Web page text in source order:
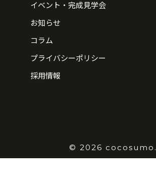
イベント・完成見学会
お知らせ
コラム
プライバシーポリシー
採用情報
© 2026 cocosumo.